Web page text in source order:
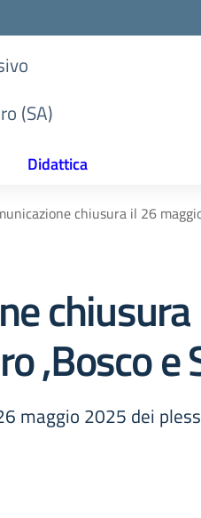
(SA)
Didattica
chiusura il 26
,Bosco e
maggio 2025 dei